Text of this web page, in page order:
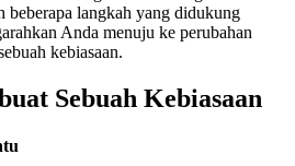
beberapa langkah yang didukung
Anda menuju ke perubahan
kebiasaan.
Sebuah Kebiasaan